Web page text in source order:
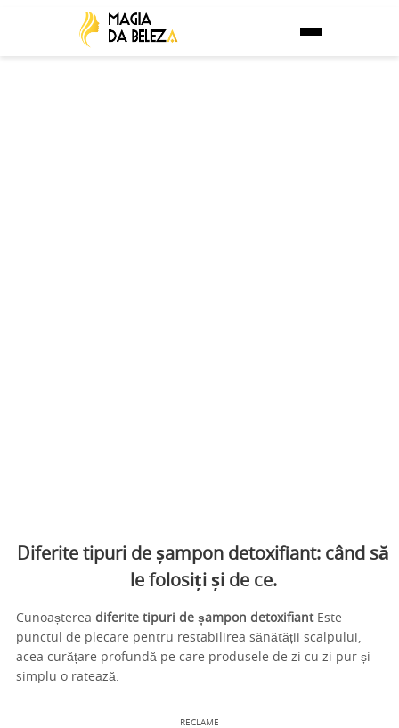
Diferite tipuri de șampon detoxifiant: când să
le folosiți și de ce.
Cunoașterea diferite tipuri de șampon detoxifiantEste
punctul de plecare pentru restabilirea sănătății scalpului,
acea curățare profundă pe care produsele de zi cu zi pur și
simplu o ratează.
RECLAME